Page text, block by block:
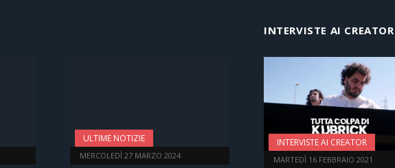
ULTIME NOTIZIE
MERCOLEDÌ 27 MARZO 2024
INTERVISTE AI CREATOR
INTERVISTE AI CREATOR
MARTEDÌ 16 FEBBRAIO 2021